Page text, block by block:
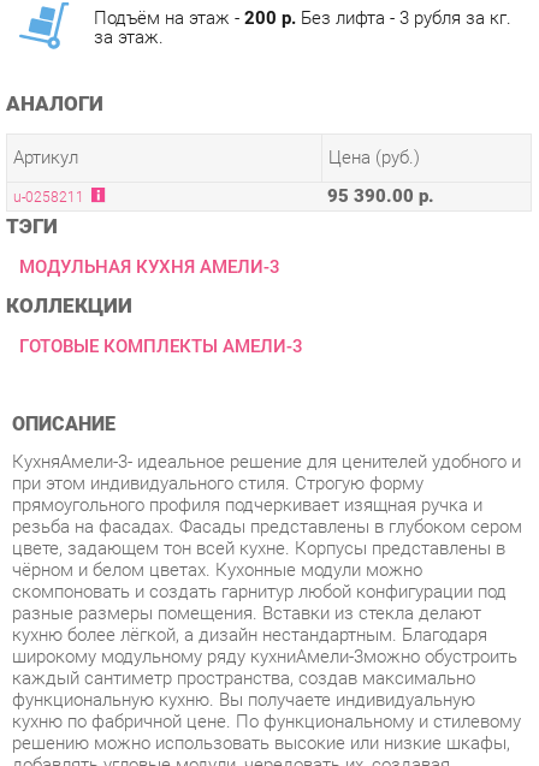
АНАЛОГИ
Артикул
u-0258211 95 390.00 р.
ТЭГИ
МОДУЛЬНАЯ КУХНЯ АМЕЛИ-3
КОЛЛЕКЦИИ
ГОТОВЫЕ КОМПЛЕКТЫ АМЕЛИ-3
ОПИСАНИЕ
прямоугольного профиля подчеркивает изящная ручка и
резьба на фасадах. Фасады представлены в глубоком сером
цвете, задающем тон всей кухне. Корпусы представлены в
чёрном и белом цветах. Кухонные модули можно
скомпоновать и создать гарнитур любой конфигурации под
разные размеры помещения. Вставки из стекла делают
кухню более лёгкой, а дизайн нестандартным. Благодаря
широкому модульному ряду кухниАмели-3можно обустроить
каждый сантиметр пространства, создав максимально
функциональную кухню. Вы получаете индивидуальную
кухню по фабричной цене. По функциональному и стилевому
решению можно использовать высокие или низкие шкафы,
добавлять угловые модули, чередовать их, создавая
необычную композицию. Высокие шкафы - преимущество
коллекции, можно выстроить кухню почти до потолка -
удобно уложить на верхние полки редко используемые вещи.
Стиль - классический, итальянский.